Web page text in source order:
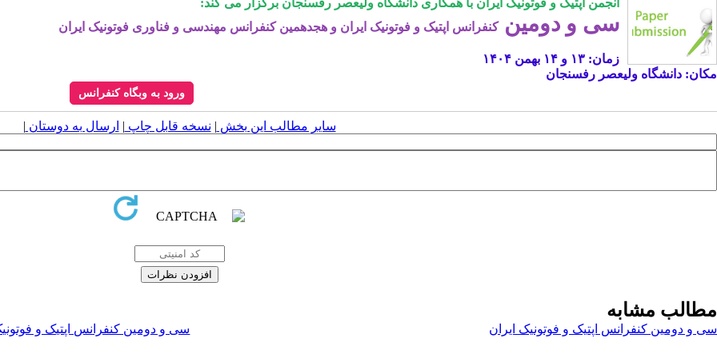
انجمن اپتیک و فوتونیک ایران با همکاری دانشگاه ولیعصر رفسنجان برگزار می کند:
سی و دومینکنفرانس اپتیک و فوتونیک ایران و هجدهمین کنفرانس مهندسی و فناوری فوتونیک ایران
زمان: ۱۳ و ۱۴ بهمن ۱۴۰۴
مکان: دانشگاه ولیعصر رفسنجان
ورود به وبگاه کنفرانس
سایر مطالب این بخش | نسخه قابل چاپ | ارسال به دوستان |
مطالب مشابه
سی و دومین کنفرانس اپتیک و فوتونیک ایران سی و دومین کنفرانس اپتیک و